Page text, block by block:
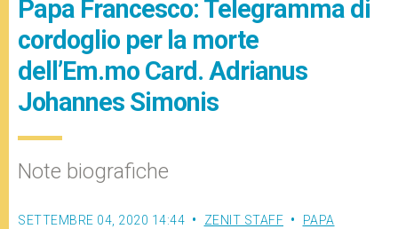
Papa Francesco: Telegramma di
cordoglio per la morte
dell’Em.mo Card. Adrianus
Johannes Simonis
Note biografiche
SETTEMBRE 04, 2020 14:44 ZENIT STAFF
PAPA